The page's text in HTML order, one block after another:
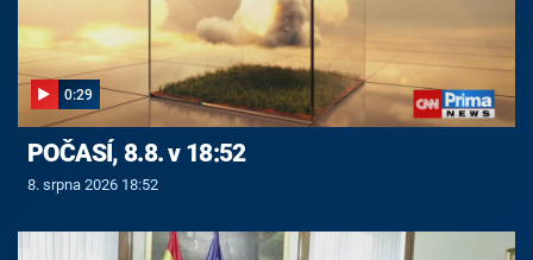
0:29
POČASÍ, 8.8. v 18:52
8. srpna 2026 18:52